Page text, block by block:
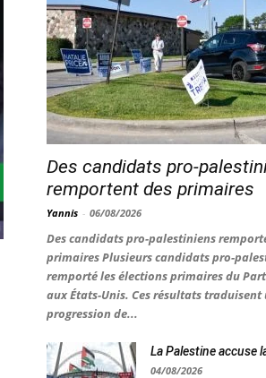
Des candidats pro-
remportent des primaires
Yannis - 06/08/2026
Des candidats pro-palestiniens
primaires Plusieurs candidats pro-
remporté les élections primaires du
aux États-Unis. Ces résultats traduisent
progression de...
La Palestine accuse
04/08/2026